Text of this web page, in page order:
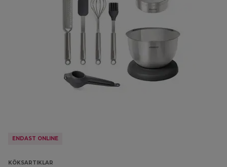
ENDAST ONLINE
KÖKSARTIKLAR